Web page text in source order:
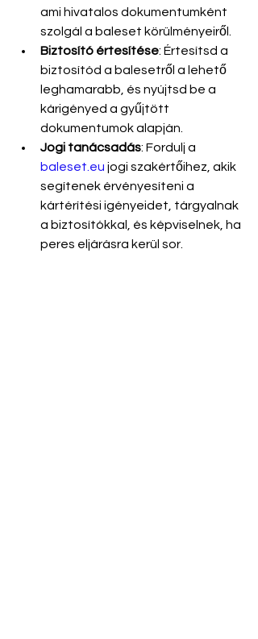
ami hivatalos dokumentumként
szolgál a baleset körülményeiről.
Biztosító értesítése: Értesítsd a
biztosítód a balesetről a lehető
leghamarabb, és nyújtsd be a
kárigényed a gyűjtött
dokumentumok alapján.
Jogi tanácsadás: Fordulj a
baleset.eu jogi szakértőihez, akik
segítenek érvényesíteni a
kártérítési igényeidet, tárgyalnak
a biztosítókkal, és képviselnek, ha
peres eljárásra kerül sor.